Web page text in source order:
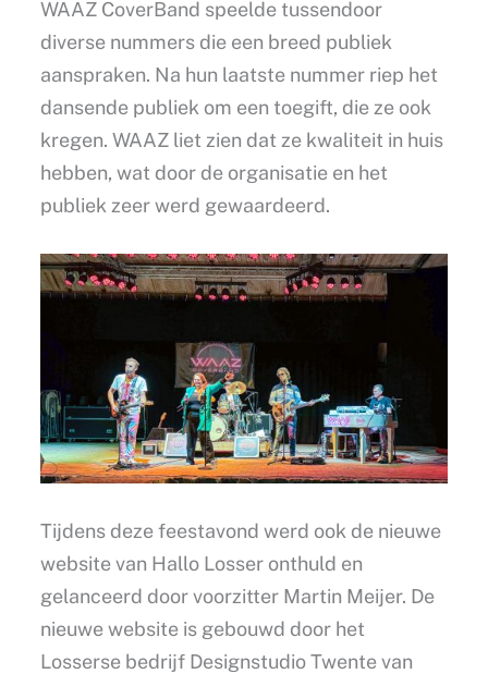
WAAZ CoverBand speelde tussendoor
diverse nummers die een breed publiek
aanspraken. Na hun laatste nummer riep het
dansende publiek om een toegift, die ze ook
kregen. WAAZ liet zien dat ze kwaliteit in huis
hebben, wat door de organisatie en het
publiek zeer werd gewaardeerd.
Tijdens deze feestavond werd ook de nieuwe
website van Hallo Losser onthuld en
gelanceerd door voorzitter Martin Meijer. De
nieuwe website is gebouwd door het
Losserse bedrijf Designstudio Twente van